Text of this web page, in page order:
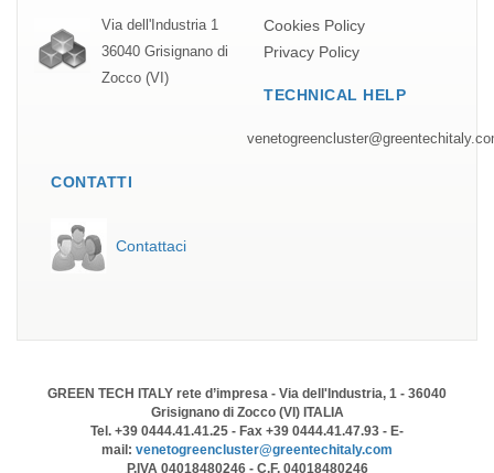
Via dell'Industria 1
36040 Grisignano di
Zocco (VI)
Cookies Policy
Privacy Policy
TECHNICAL HELP
CONTATTI
Contattaci
GREEN TECH ITALY rete d’impresa - Via dell'Industria, 1 - 36040
Grisignano di Zocco (VI) ITALIA
Tel. +39 0444.41.41.25 - Fax +39 0444.41.47.93 - E-
mail: venetogreencluster@greentechitaly.com
P.IVA 04018480246 - C.F. 04018480246